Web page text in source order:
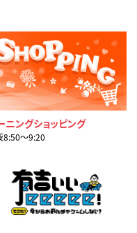
ニングショッピング
8:50〜9:20